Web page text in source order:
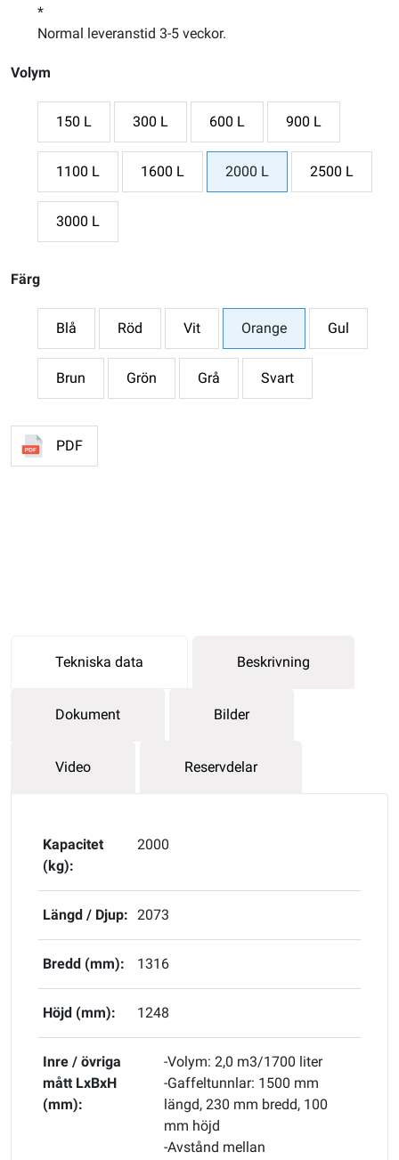
*
Normal leveranstid 3-5 veckor.
Volym
150 L 300 L 600 L 900 L
1100 L 1600 L 2000 L 2500 L
3000 L
Färg
Blå Röd Vit Orange Gul
Brun Grön Grå Svart
PDF
Tekniska data Beskrivning
Dokument Bilder
Video Reservdelar
Kapacitet
(kg):
2000
Längd / Djup: 2073
Bredd (mm): 1316
Höjd (mm): 1248
Inre / övriga
mått LxBxH
(mm):
-Volym: 2,0 m3/1700 liter
-Gaffeltunnlar: 1500 mm
längd, 230 mm bredd, 100
mm höjd
-Avstånd mellan